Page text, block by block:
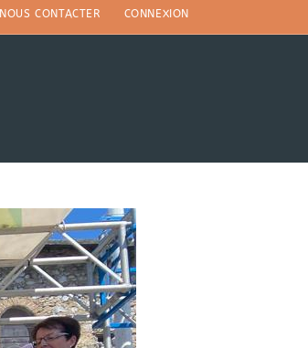
NOUS CONTACTER CONNEXION